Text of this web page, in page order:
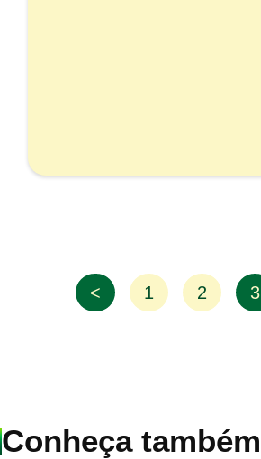
< 1 2 3
Conheça também